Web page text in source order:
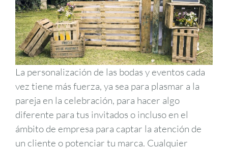
La personalización de las bodas y eventos cada
vez tiene más fuerza, ya sea para plasmar a la
pareja en la celebración, para hacer algo
diferente para tus invitados o incluso en el
ámbito de empresa para captar la atención de
un cliente o potenciar tu marca. Cualquier